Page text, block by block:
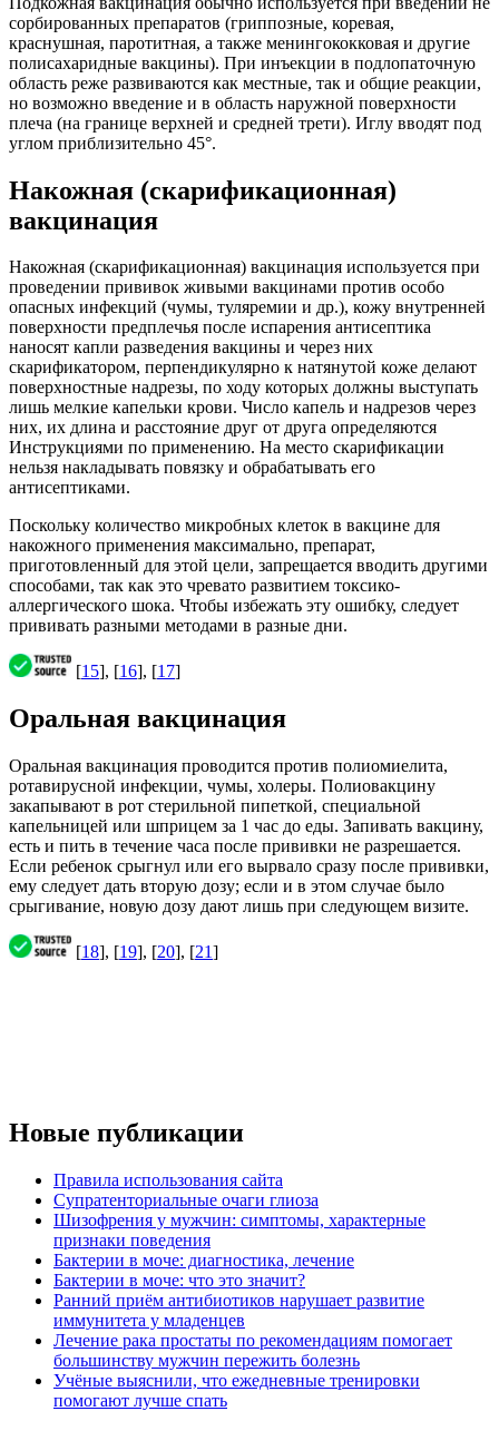
сорбированных препаратов (гриппозные, коревая,
краснушная, паротитная, а также менингококковая и другие
полисахаридные вакцины). При инъекции в подлопаточную
область реже развиваются как местные, так и общие реакции,
но возможно введение и в область наружной поверхности
плеча (на границе верхней и средней трети). Иглу вводят под
углом приблизительно 45°.
Накожная (скарификационная)
вакцинация
Накожная (скарификационная) вакцинация используется при
проведении прививок живыми вакцинами против особо
опасных инфекций (чумы, туляремии и др.), кожу внутренней
поверхности предплечья после испарения антисептика
наносят капли разведения вакцины и через них
скарификатором, перпендикулярно к натянутой коже делают
поверхностные надрезы, по ходу которых должны выступать
лишь мелкие капельки крови. Число капель и надрезов через
них, их длина и расстояние друг от друга определяются
Инструкциями по применению. На место скарификации
нельзя накладывать повязку и обрабатывать его
антисептиками.
Поскольку количество микробных клеток в вакцине для
накожного применения максимально, препарат,
приготовленный для этой цели, запрещается вводить другими
способами, так как это чревато развитием токсико-
аллергического шока. Чтобы избежать эту ошибку, следует
прививать разными методами в разные дни.
[15], [16], [17]
Оральная вакцинация
Оральная вакцинация проводится против полиомиелита,
ротавирусной инфекции, чумы, холеры. Полиовакцину
закапывают в рот стерильной пипеткой, специальной
капельницей или шприцем за 1 час до еды. Запивать вакцину,
есть и пить в течение часа после прививки не разрешается.
Если ребенок срыгнул или его вырвало сразу после прививки,
ему следует дать вторую дозу; если и в этом случае было
срыгивание, новую дозу дают лишь при следующем визите.
[18], [19], [20], [21]
Новые публикации
Правила использования сайта
Супратенториальные очаги глиоза
Шизофрения у мужчин: симптомы, характерные
признаки поведения
Бактерии в моче: диагностика, лечение
Бактерии в моче: что это значит?
Ранний приём антибиотиков нарушает развитие
иммунитета у младенцев
Лечение рака простаты по рекомендациям помогает
большинству мужчин пережить болезнь
Учёные выяснили, что ежедневные тренировки
помогают лучше спать